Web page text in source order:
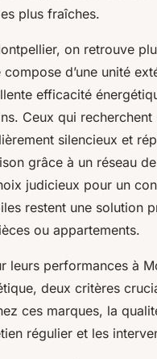
plus fraîches.
on retrouve
d’une unité
efficacité
Ceux qui
silencieux et
grâce à un réseau
judicieux pour un
restent une solution
ou appartements.
leurs performances à
deux critères
ces marques, la
régulier et les